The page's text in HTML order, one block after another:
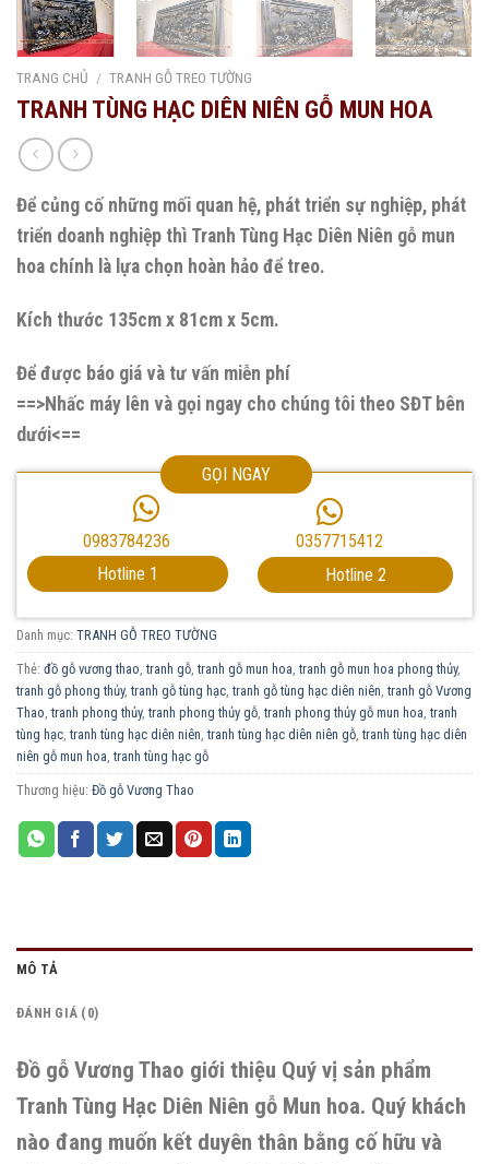
TRANG CHỦ / TRANH GỖ TREO TƯỜNG
TRANH TÙNG HẠC DIÊN NIÊN GỖ MUN HOA
Để củng cố những mối quan hệ, phát triển sự nghiệp, phát
triển doanh nghiệp thì Tranh Tùng Hạc Diên Niên gỗ mun
hoa chính là lựa chọn hoàn hảo để treo.
Kích thước 135cm x 81cm x 5cm.
Để được báo giá và tư vấn miễn phí
==>Nhấc máy lên và gọi ngay cho chúng tôi theo SĐT bên
dưới<==
GỌI NGAY
0983784236
Hotline 1
0357715412
Hotline 2
Danh mục: TRANH GỖ TREO TƯỜNG
Thẻ: đồ gỗ vương thao,tranh gỗ,tranh gỗ mun hoa,tranh gỗ mun hoa phong thủy,
tranh gỗ phong thủy,tranh gỗ tùng hạc,tranh gỗ tùng hạc diên niên,tranh gỗ Vương
Thao,tranh phong thủy,tranh phong thủy gỗ,tranh phong thủy gỗ mun hoa,tranh
tùng hạc,tranh tùng hạc diên niên,tranh tùng hạc diên niên gỗ,tranh tùng hạc diên
niên gỗ mun hoa,tranh tùng hạc gỗ
Thương hiệu: Đồ gỗ Vương Thao
MÔ TẢ
ĐÁNH GIÁ (0)
Đồ gỗ Vương Thao giới thiệu Quý vị sản phẩm
Tranh Tùng Hạc Diên Niên gỗ Mun hoa. Quý khách
nào đang muốn kết duyên thân bằng cố hữu và